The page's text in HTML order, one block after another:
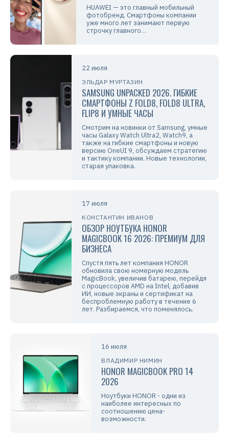
HUAWEI — это главный мобильный
фотобренд. Смартфоны компании
уже много лет занимают первую
строчку главного…
22 июля
ЭЛЬДАР МУРТАЗИН
SAMSUNG UNPACKED 2026. ГИБКИЕ
СМАРТФОНЫ Z FOLD8, FOLD8 ULTRA,
FLIP8 И УМНЫЕ ЧАСЫ
Смотрим на новинки от Samsung, умные
часы Galaxy Watch Ultra2, Watch9, а
также на гибкие смартфоны и новую
версию OneUI 9, обсуждаем стратегию
и тактику компании. Новые технологии,
старая упаковка.
17 июля
КОНСТАНТИН ИВАНОВ
ОБЗОР НОУТБУКА HONOR
MAGICBOOK 16 2026: ПРЕМИУМ ДЛЯ
БИЗНЕСА
Спустя пять лет компания HONOR
обновила свою номерную модель
MagicBook, увеличив батарею, перейдя
с процессоров AMD на Intel, добавив
ИИ, новые экраны и сертификат на
беспроблемную работу в течение 6
лет. Разбираемся, что поменялось.
16 июля
ВЛАДИМИР НИМИН
HONOR MAGICBOOK PRO 14
2026
Ноутбуки HONOR - одни из
наиболее интересных по
соотношению цена-
возможности.